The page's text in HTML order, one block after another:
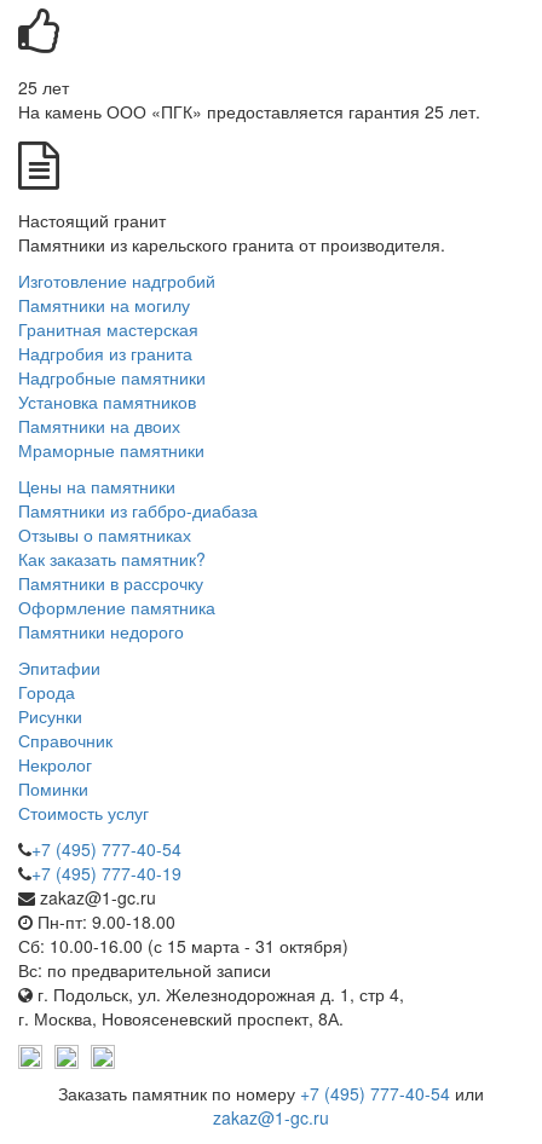
25 лет
На камень ООО «ПГК» предоставляется гарантия 25 лет.
Настоящий гранит
Памятники из карельского гранита от производителя.
Изготовление надгробий
Памятники на могилу
Гранитная мастерская
Надгробия из гранита
Надгробные памятники
Установка памятников
Памятники на двоих
Мраморные памятники
Цены на памятники
Памятники из габбро-диабаза
Отзывы о памятниках
Как заказать памятник?
Памятники в рассрочку
Оформление памятника
Памятники недорого
Эпитафии
Города
Рисунки
Справочник
Некролог
Поминки
Стоимость услуг
+7 (495) 777-40-54
+7 (495) 777-40-19
zakaz@1-gc.ru
Пн-пт: 9.00-18.00
Сб: 10.00-16.00 (с 15 марта - 31 октября)
Вс: по предварительной записи
г. Подольск, ул. Железнодорожная д. 1, стр 4,
г. Москва, Новоясеневский проспект, 8А.
Заказать памятник по номеру +7 (495) 777-40-54 или
zakaz@1-gc.ru